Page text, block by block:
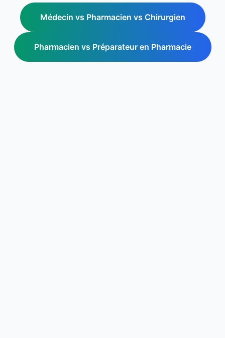
Médecin vs Pharmacien vs Chirurgien
Pharmacien vs Préparateur en Pharmacie